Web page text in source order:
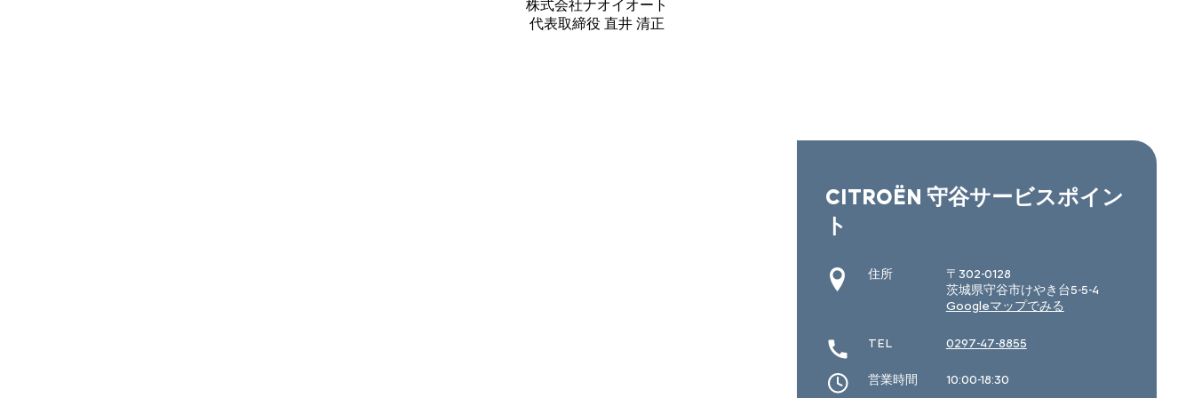
株式会社ナオイオート
代表取締役 直井 清正
CITROËN 守谷サービスポイン
ト
住所
〒302-0128
茨城県守谷市けやき台5-5-4
Googleマップでみる
TEL 0297-47-8855
営業時間 10:00-18:30